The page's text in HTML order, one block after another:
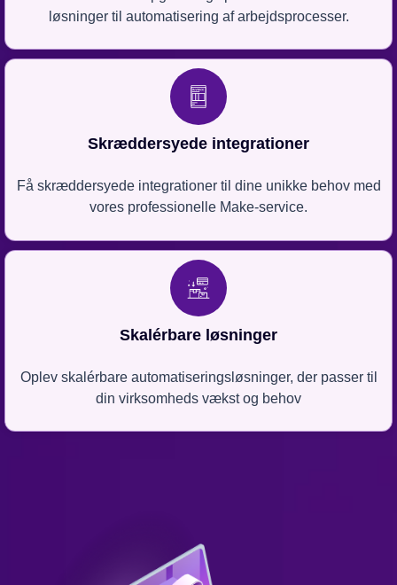
løsninger til automatisering af arbejdsprocesser.
Skræddersyede integrationer
Få skræddersyede integrationer til dine unikke behov med
vores professionelle Make-service.
Skalérbare løsninger
Oplev skalérbare automatiseringsløsninger, der passer til
din virksomheds vækst og behov